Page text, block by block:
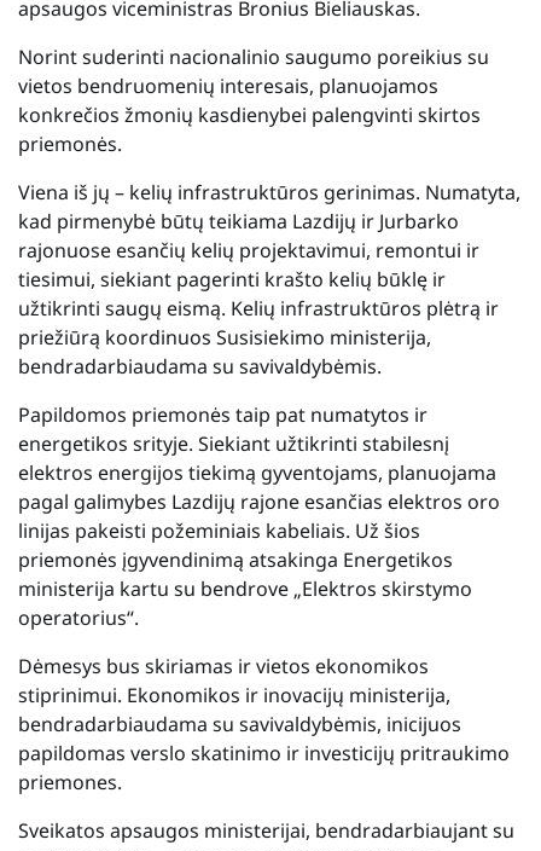
apsaugos viceministras Bronius Bieliauskas.
Norint suderinti nacionalinio saugumo poreikius su
vietos bendruomenių interesais, planuojamos
konkrečios žmonių kasdienybei palengvinti skirtos
priemonės.
Viena iš jų – kelių infrastruktūros gerinimas. Numatyta,
kad pirmenybė būtų teikiama Lazdijų ir Jurbarko
rajonuose esančių kelių projektavimui, remontui ir
tiesimui, siekiant pagerinti krašto kelių būklę ir
užtikrinti saugų eismą. Kelių infrastruktūros plėtrą ir
priežiūrą koordinuos Susisiekimo ministerija,
bendradarbiaudama su savivaldybėmis.
Papildomos priemonės taip pat numatytos ir
energetikos srityje. Siekiant užtikrinti stabilesnį
elektros energijos tiekimą gyventojams, planuojama
pagal galimybes Lazdijų rajone esančias elektros oro
linijas pakeisti požeminiais kabeliais. Už šios
priemonės įgyvendinimą atsakinga Energetikos
ministerija kartu su bendrove „Elektros skirstymo
operatorius“.
Dėmesys bus skiriamas ir vietos ekonomikos
stiprinimui. Ekonomikos ir inovacijų ministerija,
bendradarbiaudama su savivaldybėmis, inicijuos
papildomas verslo skatinimo ir investicijų pritraukimo
priemones.
Sveikatos apsaugos ministerijai, bendradarbiaujant su